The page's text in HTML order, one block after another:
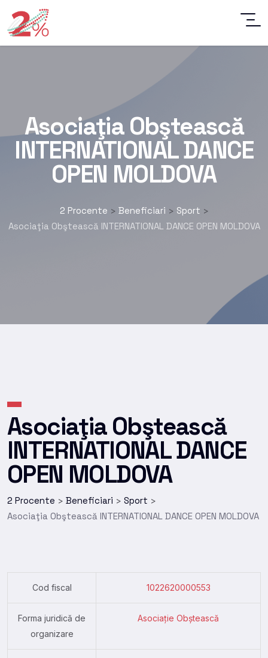
Asociaţia Obştească
INTERNATIONAL DANCE
OPEN MOLDOVA
2 Procente > Beneficiari > Sport >
Asociaţia Obştească INTERNATIONAL DANCE OPEN MOLDOVA
Asociaţia Obştească
INTERNATIONAL DANCE
OPEN MOLDOVA
2 Procente > Beneficiari > Sport >
Asociaţia Obştească INTERNATIONAL DANCE OPEN MOLDOVA
Cod fiscal 1022620000553
Forma juridică de
organizare
Asociație Obștească